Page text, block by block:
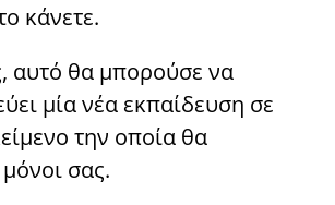
κάνετε.
αυτό θα μπορούσε να
μία νέα εκπαίδευση σε
την οποία θα
σας.